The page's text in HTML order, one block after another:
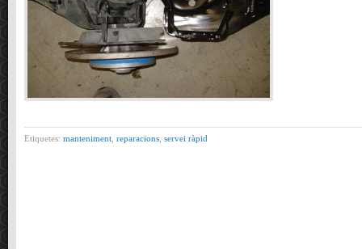
Etiquetes: manteniment reparacions servei ràpid